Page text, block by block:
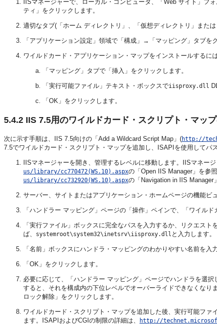
IISマネージャーで、ローカル・コンピュータ、「Web サイト」
ティ」をクリックします。
適切なタブ(「ホーム ディレクトリ」、「仮想ディレクトリ」また
「アプリケーション設定」領域で「構成」→「マッピング」タブを
ワイルドカード・アプリケーション・マップをインストールするに
「マッピング」タブで「挿入」をクリックします。
「実行可能ファイル」テキスト・ボックスでiisproxy.dll
「OK」をクリックします。
5.4.2 IIS 7.5用のワイルドカード・スクリプト・マッ
次に示す手順は、IIS 7.5向けの「Add a Wildcard Script Map」(http://
7.5でワイルドカード・スクリプト・マップを追加し、ISAPIを使用してパ
IISマネージャーを開き、管理するレベルに移動します。IISマネー
us/library/cc770472(WS.10).aspxの「Open IIS Manager」を参
us/library/cc732920(WS.10).aspxの「Navigation in IIS Manager
サーバー、サイトまたはアプリケーション・ホームページの機能
「ハンドラー マッピング」ページの「操作」ペインで、「ワイル
「実行ファイル」ボックスに完全なパスを入力するか、リクエスト
ば、
systemroot\system32\inetsrv\iisproxy.dll と入力します。
「名前」ボックスにハンドラ・マッピングのわかりやすい名前を入
「OK」をクリックします。
必要に応じて、「ハンドラー マッピング」ページでハンドラを選
すると、それを構成内の下位レベルでオーバーライドできなくな
ロック解除」をクリックします。
ワイルドカード・スクリプト・マップを追加した後、実行可能フ
ます。ISAPIおよびCGIの制限の詳細は、
http://